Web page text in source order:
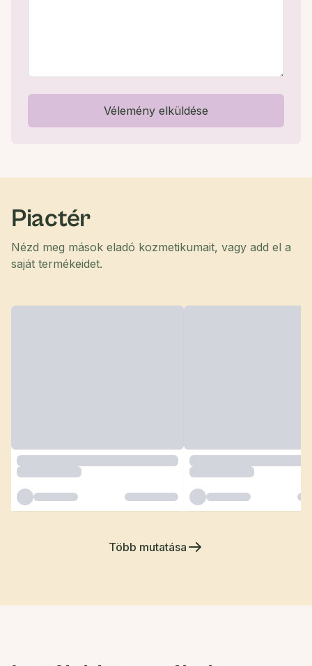
Vélemény elküldése
Piactér
Nézd meg mások eladó kozmetikumait, vagy add el a
saját termékeidet.
Több mutatása